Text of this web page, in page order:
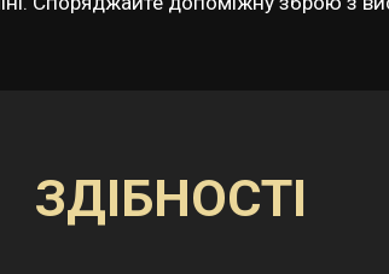
ЗДІБНОСТІ